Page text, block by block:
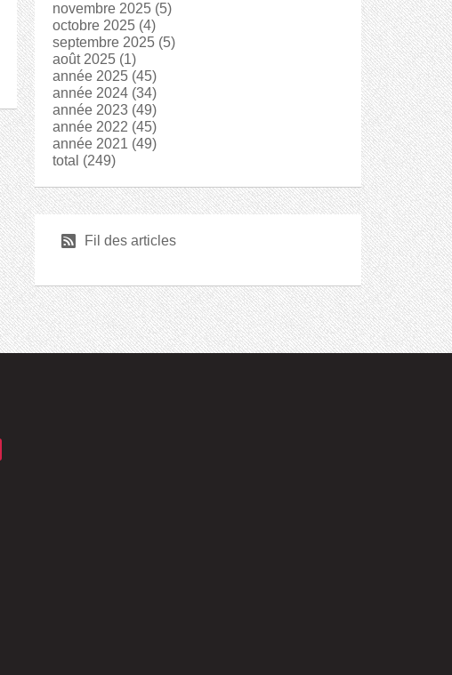
novembre 2025 (5)
octobre 2025 (4)
septembre 2025 (5)
août 2025 (1)
année 2025 (45)
année 2024 (34)
année 2023 (49)
année 2022 (45)
année 2021 (49)
total (249)
r Fil des articles